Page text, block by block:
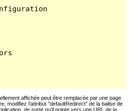
affichée peut être remplacée par une page
modifiez l'attribut "defaultRedirect" de la balise de
de sorte qu'il pointe vers une URL de la